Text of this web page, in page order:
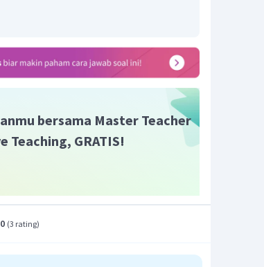
:
, reaksi pada anode
yang diperoleh sebanyak
bersama Master Teacher
Teaching, GRATIS!
(3 rating)